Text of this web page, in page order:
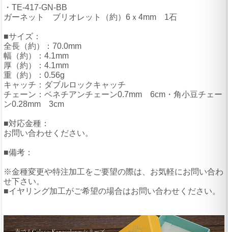
・TE-417-GN-BB
ガーネット ブリオレット（約）6ｘ4mm 1石
■サイズ：
全長（約）：70.0mm
幅（約）：4.1mm
厚（約）：4.1mm
重（約）：0.56g
キャッチ：ダブルロックキャッチ
チェーン：ベネチアンチェーン0.7mm 6cm・角小豆チェー
ン0.28mm 3cm
■対応金種：
お問い合わせください。
■備考：
※金種変更や特注加工をご要望の際は、お気軽にお問い合わ
せ下さい。
■イヤリング加工がご希望の場合はお問い合わせください。